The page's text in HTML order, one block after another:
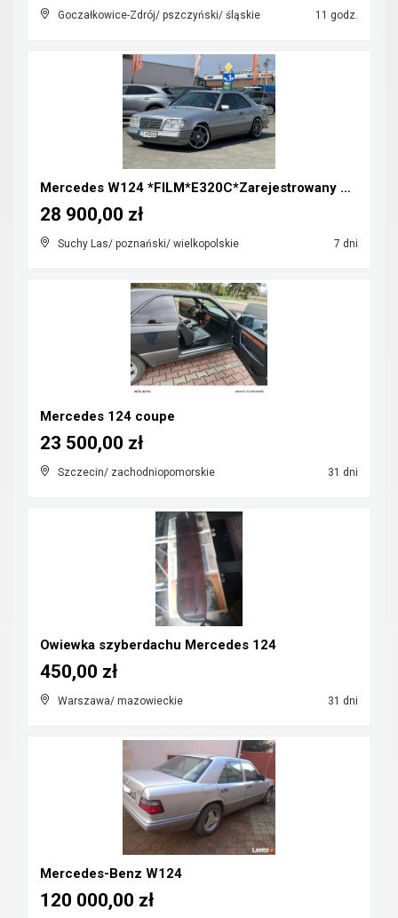
Goczałkowice-Zdrój/ pszczyński/ śląskie 11 godz.
Mercedes W124 *FILM*E320C*Zarejestrowany w Polsce*...
Suchy Las/ poznański/ wielkopolskie 7 dni
28 900,00 zł
Mercedes 124 coupe
Szczecin/ zachodniopomorskie 31 dni
23 500,00 zł
Owiewka szyberdachu Mercedes 124
Warszawa/ mazowieckie 31 dni
450,00 zł
Mercedes-Benz W124
120 000,00 zł